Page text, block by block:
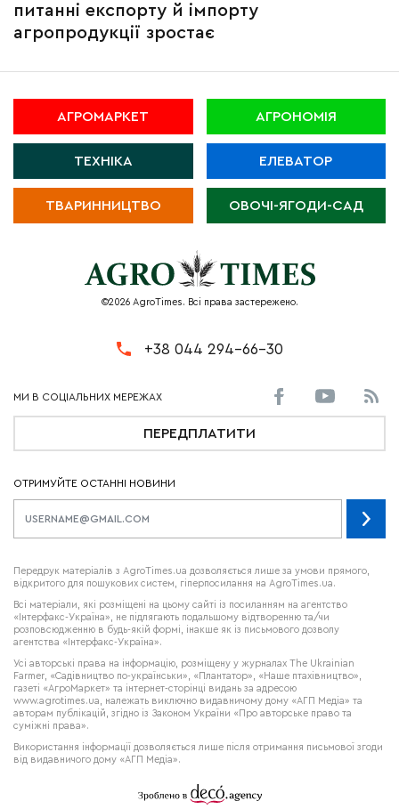
питанні експорту й імпорту
агропродукції зростає
АГРОМАРКЕТ АГРОНОМІЯ
ТЕХНІКА ЕЛЕВАТОР
ТВАРИННИЦТВО ОВОЧІ-ЯГОДИ-САД
©2026 AgroTimes. Всі права застережено.
+38 044 294-66-30
ПЕРЕДПЛАТИТИ
ОТРИМУЙТЕ ОСТАННІ НОВИНИ
Передрук матеріалів з AgroTimes.ua дозволяється лише за умови прямого,
відкритого для пошукових систем, гіперпосилання на AgroTimes.ua.
Всі матеріали, які розміщені на цьому сайті із посиланням на агентство
«Інтерфакс-Україна», не підлягають подальшому відтворенню та/чи
розповсюдженню в будь-якій формі, інакше як із письмового дозволу
агентства «Інтерфакс-Україна».
Усі авторські права на інформацію, розміщену у журналах The Ukrainian
Farmer , «Садівництво по-українськи», «Плантатор», «Наше птахівництво»,
газеті «АгроМаркет» та інтернет-сторінці видань за адресою
www.agrotimes.ua,
належать виключно видавничому дому «АГП Медіа» та
авторам публікацій, згідно із Законом України «Про авторське право та
суміжні права».
Використання інформації дозволяється лише після отримання письмової згоди
від видавничого дому «АГП Медіа».